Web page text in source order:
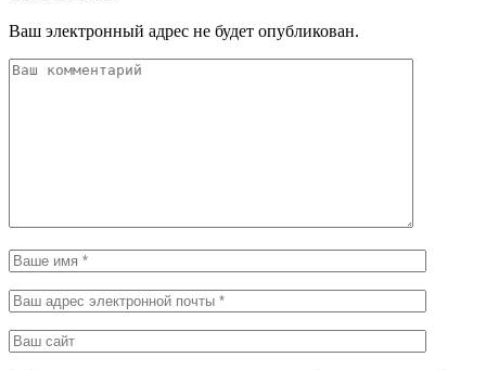
Ваш электронный адрес не будет опубликован.